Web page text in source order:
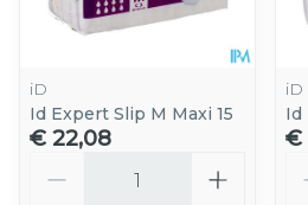
iD
Id Expert Slip M Maxi 15
€ 22,08
iD
Id
€